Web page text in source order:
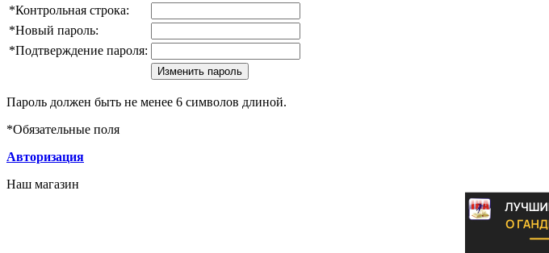
*Контрольная строка:
*Новый пароль:
*Подтверждение пароля:
Пароль должен быть не менее 6 символов длиной.
*Обязательные поля
Авторизация
Наш магазин